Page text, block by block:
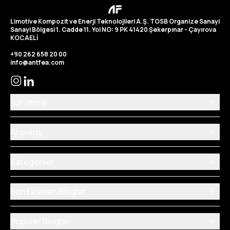
Limotive Kompozit ve Enerji Teknolojileri A.Ş. TOSB Organize Sanayi
Sanayi Bölgesi 1. Cadde 11. Yol NO: 9 PK 41420 Şekerpınar - Çayırova
KOCAELİ
+90 262 658 20 00
info@antfea.com